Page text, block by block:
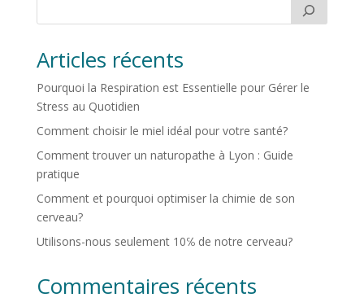
Articles récents
Pourquoi la Respiration est Essentielle pour Gérer le
Stress au Quotidien
Comment choisir le miel idéal pour votre santé?
Comment trouver un naturopathe à Lyon : Guide
pratique
Comment et pourquoi optimiser la chimie de son
cerveau?
Utilisons-nous seulement 10℅ de notre cerveau?
Commentaires récents